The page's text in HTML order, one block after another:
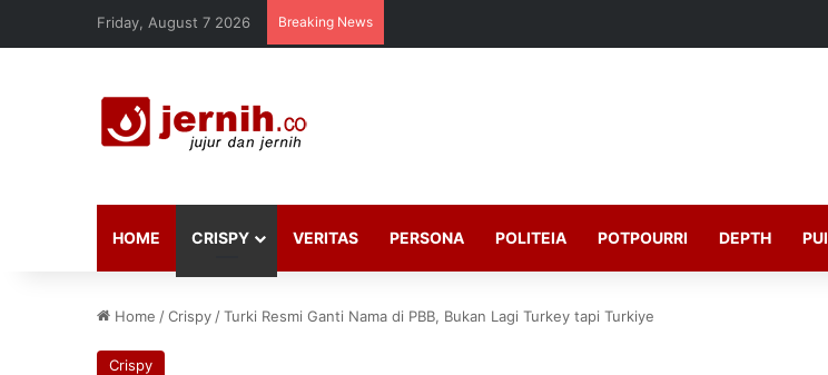
Friday, August 7 2026 Breaking News
HOME CRISPY VERITAS PERSONA POLITEIA POTPOURRI DEPTH
Home /Crispy /Turki Resmi Ganti Nama di PBB, Bukan Lagi Turkey tapi Turkiye
Crispy